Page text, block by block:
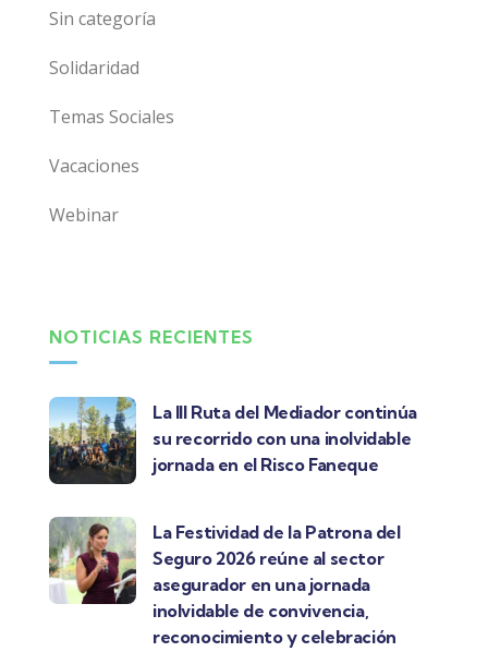
Sin categoría
Solidaridad
Temas Sociales
Vacaciones
Webinar
NOTICIAS RECIENTES
La III Ruta del Mediador continúa
su recorrido con una inolvidable
jornada en el Risco Faneque
La Festividad de la Patrona del
Seguro 2026 reúne al sector
asegurador en una jornada
inolvidable de convivencia,
reconocimiento y celebración